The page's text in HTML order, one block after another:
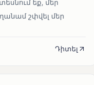
եք, մեր
շփվել մեր
Դիտել